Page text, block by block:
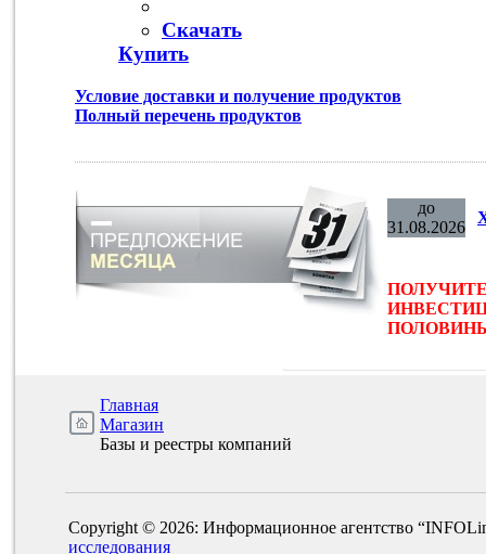
Скачать
Купить
Условие доставки и получение продуктов
Полный перечень продуктов
до
31.08.2026
ПОЛОВИНЫ
Главная
Магазин
Базы и реестры компаний
Copyright © 2026: Информационное агентство
исследования